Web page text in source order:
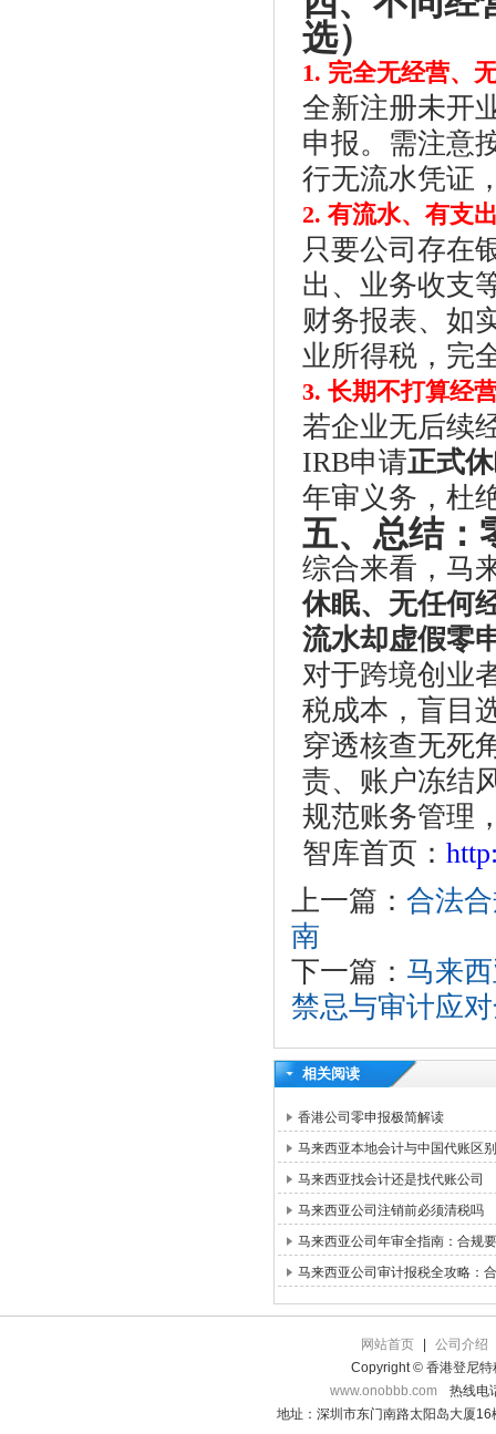
选）
1. 完全无经营、
全新注册未开
申报。需注意
行无流水凭证
2. 有流水、有支
只要公司存在
出、业务收支
财务报表、如
业所得税，完
3. 长期不打算经
若企业无后续
IRB申请正式
年审义务，杜
五、总结：
综合来看，马
休眠、无任何
流水却虚假零
对于跨境创业
税成本，盲目
穿透核查无死
责、账户冻结
规范账务管理
智库首页：
上一篇： 合法
南
下一篇： 马来
禁忌与审计应
相关阅读
香港公司零申报极简解读
马来西亚本地会计与中国代账区别
马来西亚找会计还是找代账公司
马来西亚公司注销前必须清税吗
马来西亚公司年审全指南：合规
马来西亚公司审计报税全攻略：
网站首页
公司介绍
Copyright © 香港登尼特
www.onobbb.com
热线电
地址：深圳市东门南路太阳岛大厦